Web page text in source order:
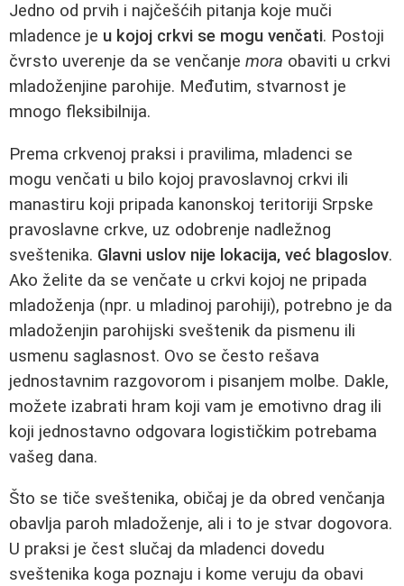
Jedno od prvih i najčešćih pitanja koje muči
mladence je u kojoj crkvi se mogu venčati. Postoji
čvrsto uverenje da se venčanje mora obaviti u crkvi
mladoženjine parohije. Međutim, stvarnost je
mnogo fleksibilnija.
Prema crkvenoj praksi i pravilima, mladenci se
mogu venčati u bilo kojoj pravoslavnoj crkvi ili
manastiru koji pripada kanonskoj teritoriji Srpske
pravoslavne crkve, uz odobrenje nadležnog
sveštenika. Glavni uslov nije lokacija, već blagoslov.
Ako želite da se venčate u crkvi kojoj ne pripada
mladoženja (npr. u mladinoj parohiji), potrebno je da
mladoženjin parohijski sveštenik da pismenu ili
usmenu saglasnost. Ovo se često rešava
jednostavnim razgovorom i pisanjem molbe. Dakle,
možete izabrati hram koji vam je emotivno drag ili
koji jednostavno odgovara logističkim potrebama
vašeg dana.
Što se tiče sveštenika, običaj je da obred venčanja
obavlja paroh mladoženje, ali i to je stvar dogovora.
U praksi je čest slučaj da mladenci dovedu
sveštenika koga poznaju i kome veruju da obavi